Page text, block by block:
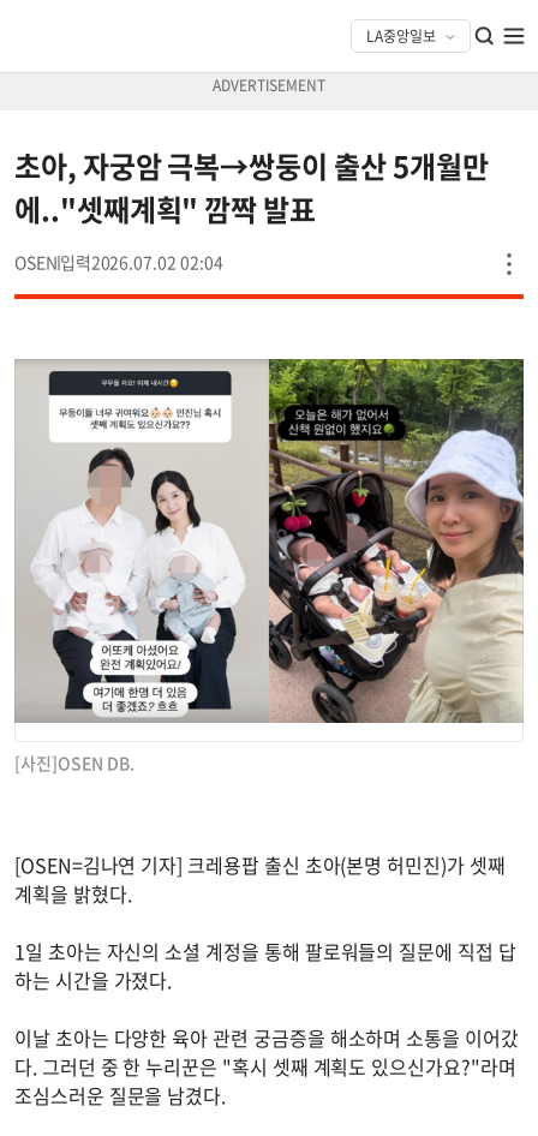
초아, 자궁암 극복→쌍둥이 출산 5개월만
에.."셋째계획" 깜짝 발표
OSEN 2026.07.02 02:04
[사진]OSEN DB.
[OSEN=김나연 기자] 크레용팝 출신 초아(본명 허민진)가 셋째
계획을 밝혔다.
1일 초아는 자신의 소셜 계정을 통해 팔로워들의 질문에 직접 답
하는 시간을 가졌다.
이날 초아는 다양한 육아 관련 궁금증을 해소하며 소통을 이어갔
다. 그러던 중 한 누리꾼은 "혹시 셋째 계획도 있으신가요?"라며
조심스러운 질문을 남겼다.